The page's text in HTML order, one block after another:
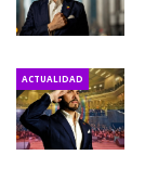
ACTUALIDAD